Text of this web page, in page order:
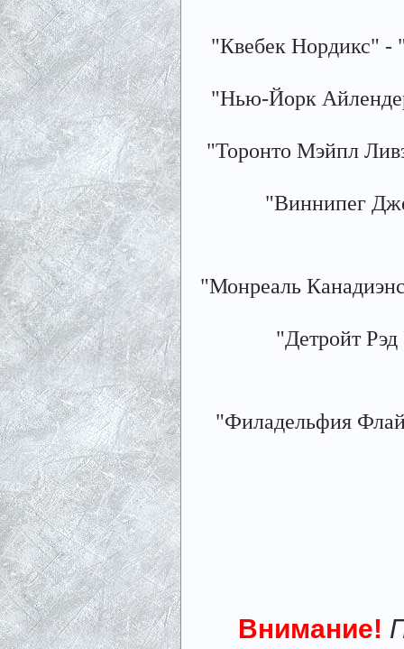
"Квебек Нордикс" -
"Нью-Йорк
"Торонто Мэйпл
"Виннипег
"Монреаль
"Детройт
"Филадельфия
Внимание!